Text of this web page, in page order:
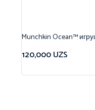
Munchkin Ocean™
120,000UZS